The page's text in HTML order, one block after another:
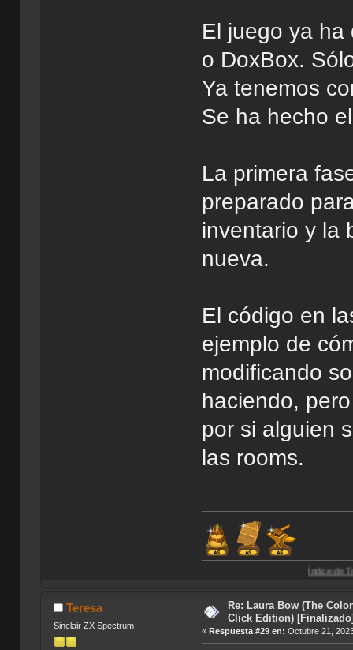
El juego ya ha
o DoxBox.
Ya tenemos
Se ha hecho
La primera
preparado
inventario y la
nueva.
El código en
ejemplo de
modificando
haciendo,
por si alguien
las rooms.
Índice de Traducciones de
Teresa
Sinclair ZX Spectrum
Re: Laura Bow (The
Click Edition)
«Respuesta #29 en: Octubre 21,